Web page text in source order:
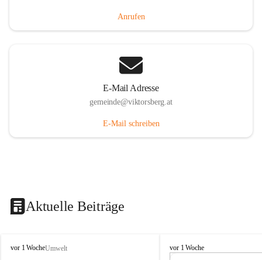
Anrufen
E-Mail Adresse
gemeinde@viktorsberg.at
E-Mail schreiben
Aktuelle Beiträge
V
vor 1 WocheUmwelt
V
vor 1 Woche